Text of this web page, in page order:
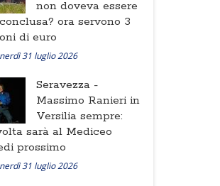
non doveva essere
ora servono 3
di euro
31 luglio 2026
Seravezza -
Massimo Ranieri in
Versilia sempre:
sarà al Mediceo
prossimo
31 luglio 2026